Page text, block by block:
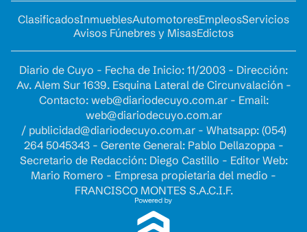
ClasificadosInmueblesAutomotoresEmpleosServicios
Avisos Fúnebres y MisasEdictos
Diario de Cuyo - Fecha de Inicio: 11/2003 - Dirección:
Av. Alem Sur 1639. Esquina Lateral de Circunvalación -
Contacto: web@diariodecuyo.com.ar- Email:
web@diariodecuyo.com.ar
/ publicidad@diariodecuyo.com.ar- Whatsapp: (054)
264 5045343 - Gerente General: Pablo Dellazoppa -
Secretario de Redacción: Diego Castillo - Editor Web:
Mario Romero - Empresa propietaria del medio -
FRANCISCO MONTES S.A.C.I.F.